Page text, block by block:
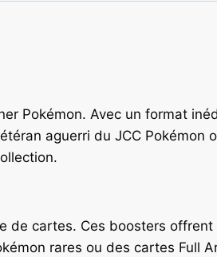
Pokémon. Avec un format
aguerri du JCC Pokémon
de cartes. Ces boosters offrent
rares ou des cartes Full